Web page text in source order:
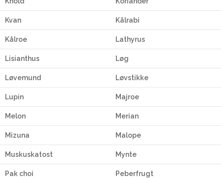
Kvan Kålrabi
Kålroe Lathyrus
Lisianthus Løg
Løvemund Løvstikke
Lupin Majroe
Melon Merian
Mizuna Malope
Muskuskatost Mynte
Pak choi Peberfrugt